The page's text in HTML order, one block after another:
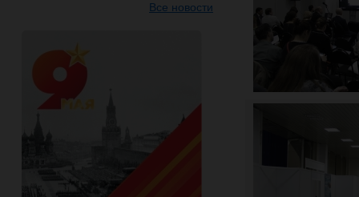
Все новости